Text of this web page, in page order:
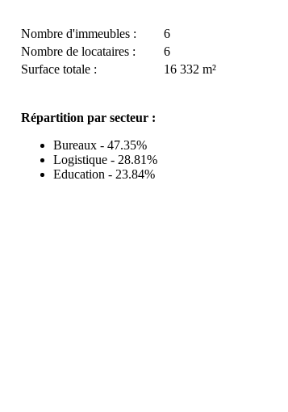
Nombre d'immeubles :
6
Nombre de locataires :
6
Surface totale : 16 332 m²
Répartition par secteur :
Bureaux - 47.35%
Logistique - 28.81%
Education - 23.84%